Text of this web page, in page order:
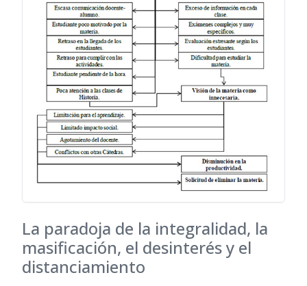
La paradoja de la integralidad, la
masificación, el desinterés y el
distanciamiento